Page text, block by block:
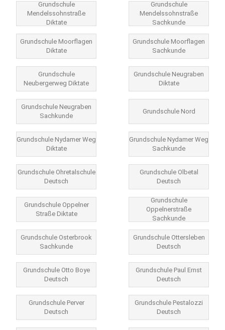
Grundschule
Mendelssohnstraße
Diktate
Grundschule
Mendelssohnstraße
Sachkunde
Grundschule Moorflagen
Diktate
Grundschule Moorflagen
Sachkunde
Grundschule
Neubergerweg Diktate
Grundschule Neugraben
Diktate
Grundschule Neugraben
Sachkunde
Grundschule Nord
Grundschule Nydamer Weg
Diktate
Grundschule Nydamer Weg
Sachkunde
Grundschule Ohretalschule
Deutsch
Grundschule Olbetal
Deutsch
Grundschule Oppelner
Straße Diktate
Grundschule
Oppelnerstraße
Sachkunde
Grundschule Osterbrook
Sachkunde
Grundschule Ottersleben
Deutsch
Grundschule Otto Boye
Deutsch
Grundschule Paul Ernst
Deutsch
Grundschule Perver
Deutsch
Grundschule Pestalozzi
Deutsch